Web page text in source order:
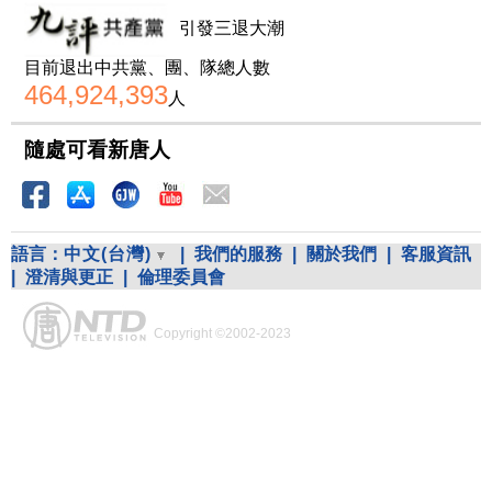
引發三退大潮
目前退出中共黨、團、隊總人數
464,924,393人
隨處可看新唐人
語言： 中文(台灣) 我們的服務 關於我們
客服資訊
澄清與更正 倫理委員會
Copyright ©2002-2023